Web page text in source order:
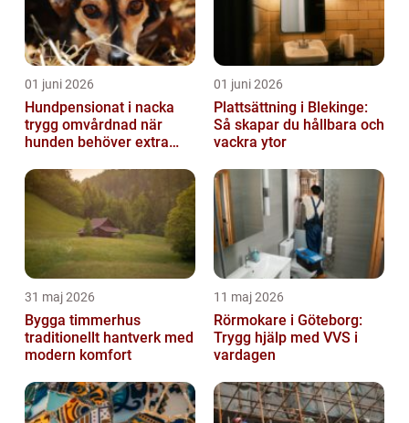
01 juni 2026
Hundpensionat i nacka
trygg omvårdnad när
hunden behöver extra
01 juni 2026
Plattsättning i Blekinge:
Så skapar du hållbara och
vackra ytor
31 maj 2026
Bygga timmerhus
traditionellt hantverk med
modern komfort
11 maj 2026
Rörmokare i Göteborg:
Trygg hjälp med VVS i
vardagen